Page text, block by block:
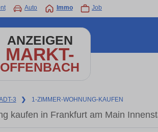
Auto Immo Job
ANZEIGEN
MARKT-
OFFENBACH
3 ❯ 1-ZIMMER-WOHNUNG-KAUFEN
kaufen in Frankfurt am Main